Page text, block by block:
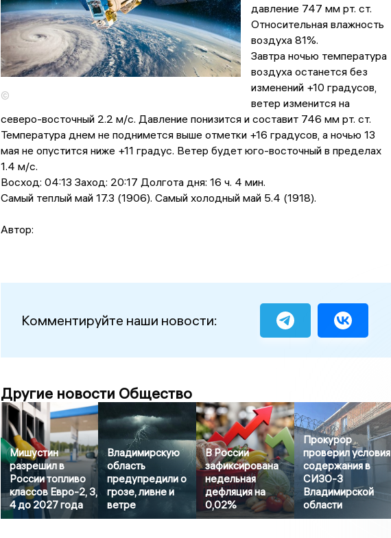
©
давление 747 мм рт. ст.
Относительная влажность
воздуха 81%.
Завтра ночью температура
воздуха останется без
изменений +10 градусов,
ветер изменится на
северо-восточный 2.2 м/с. Давление понизится и составит 746 мм рт. ст.
Температура днем не поднимется выше отметки +16 градусов, a ночью 13
мая не опустится ниже +11 градус. Ветер будет юго-восточный в пределах
1.4 м/с.
Восход: 04:13 Заход: 20:17 Долгота дня: 16 ч. 4 мин.
Самый теплый май 17.3 (1906). Самый холодный май 5.4 (1918).
Автор:
Комментируйте наши новости:
Другие новости Общество
Мишустин
разрешил в
России топливо
классов Евро-2, 3,
4 до 2027 года
Владимирскую
область
предупредили о
грозе, ливне и
ветре
В России
зафиксирована
недельная
дефляция на
0,02%
Прокурор
проверил условия
содержания в
СИЗО-3
Владимирской
области